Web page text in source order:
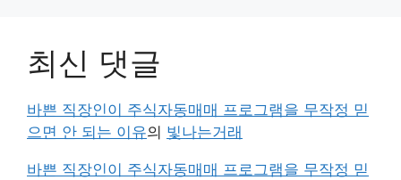
최신 댓글
바쁜 직장인이 주식자동매매 프로그램을 무작정 믿
으면 안 되는 이유의 빛나는거래
바쁜 직장인이 주식자동매매 프로그램을 무작정 믿